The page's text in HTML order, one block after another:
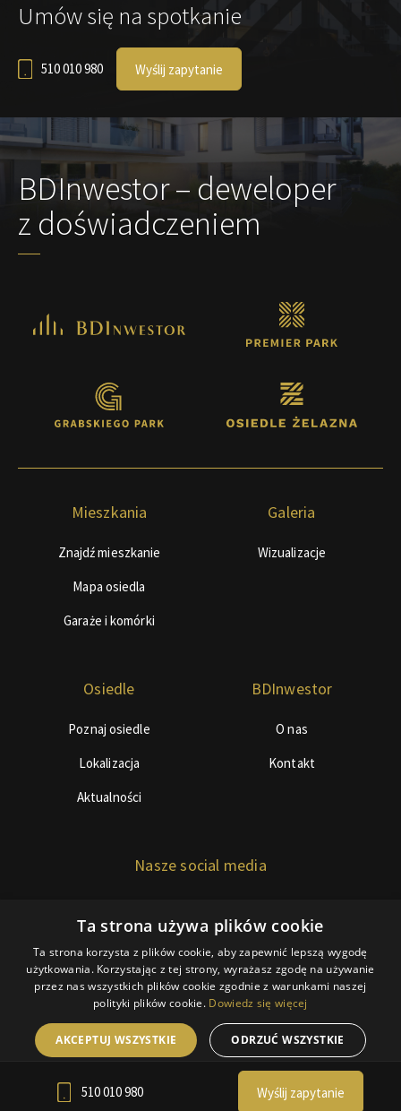
510 010 980 Wyślij zapytanie
Umów się na spotkanie
510 010 980 Wyślij zapytanie
BDInwestor – deweloper
z doświadczeniem
Mieszkania
Znajdź mieszkanie
Mapa osiedla
Garaże i komórki
Galeria
Wizualizacje
Osiedle
Poznaj osiedle
Lokalizacja
Aktualności
BDInwestor
O nas
Kontakt
Nasze social media
© Copyright 2018 BDInwestor
Polityka ciasteczek
RODO
Webdesign by Webidea.pl
Ta strona używa plików cookie
Ta strona korzysta z plików cookie, aby zapewnić lepszą wygodę
użytkowania. Korzystając z tej strony, wyrażasz zgodę na używanie
przez nas wszystkich plików cookie zgodnie z warunkami naszej
polityki plików cookie. Dowiedz się więcej
AKCEPTUJ WSZYSTKIE ODRZUĆ WSZYSTKIE
POKAŻ SZCZEGÓŁY
POWERED BY COOKIESCRIPT